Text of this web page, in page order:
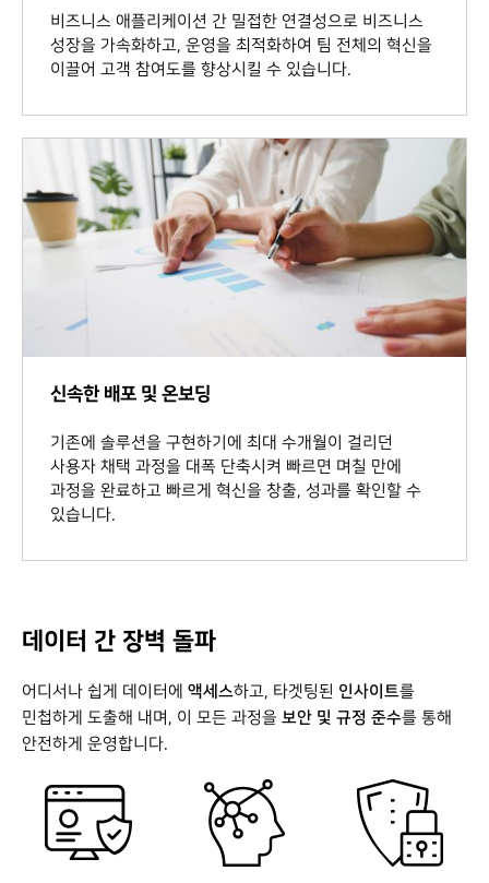
비즈니스 애플리케이션 간 밀접한 연결성으로 비즈니스
성장을 가속화하고, 운영을 최적화하여 팀 전체의 혁신을
이끌어 고객 참여도를 향상시킬 수 있습니다.
신속한 배포 및 온보딩
기존에 솔루션을 구현하기에 최대 수개월이 걸리던
사용자 채택 과정을 대폭 단축시켜 빠르면 며칠 만에
과정을 완료하고 빠르게 혁신을 창출, 성과를 확인할 수
있습니다.
데이터 간 장벽 돌파
어디서나 쉽게 데이터에 액세스하고, 타겟팅된 인사이트를
민첩하게 도출해 내며, 이 모든 과정을 보안 및 규정 준수를 통해
안전하게 운영합니다.